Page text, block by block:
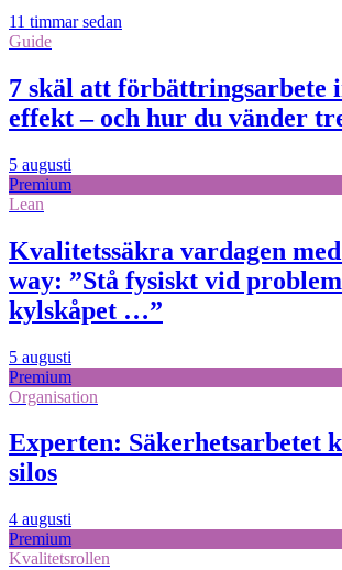
11 timmar sedan
Guide
7 skäl att förbättringsarbete
effekt – och hur du vänder
5 augusti
Premium
Lean
Kvalitetssäkra vardagen
way: ”Stå fysiskt vid
kylskåpet …”
5 augusti
Premium
Organisation
Experten: Säkerhetsarbetet
silos
4 augusti
Premium
Kvalitetsrollen